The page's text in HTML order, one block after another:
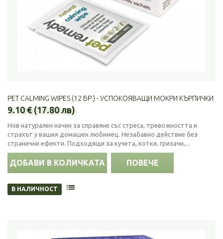
PET CALMING WIPES (12 БР.) - УСПОКОЯВАЩИ МОКРИ КЪРПИЧКИ
9.10 € (17.80 лв)
Нов натурален начин за справяне със стреса, тревожността и
страхът у вашия домашен любимец. Незабавно действие без
странични ефекти. Подходящи за кучета, котки, гризачи,...
ДОБАВИ В КОЛИЧКАТА ПОВЕЧЕ
В НАЛИЧНОСТ